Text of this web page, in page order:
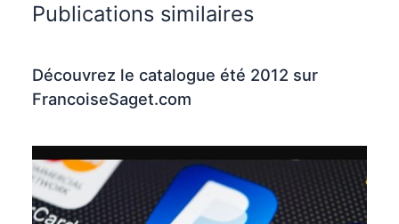
Publications similaires
Découvrez le catalogue été 2012 sur
FrancoiseSaget.com